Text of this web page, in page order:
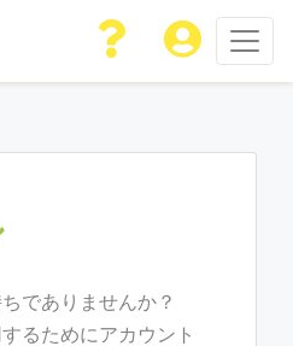
でありませんか？
るためにアカウント